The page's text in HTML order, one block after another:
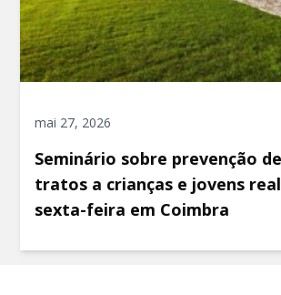
mai 27, 2026
Seminário sobre prevenção
tratos a crianças e jovens
sexta-feira em Coimbra